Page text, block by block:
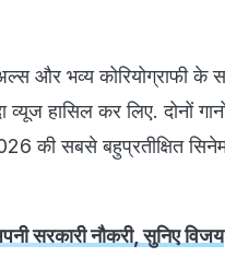
और भव्य कोरियोग्राफी के
हासिल कर लिए. दोनों
की सबसे बहुप्रतीक्षित
सरकारी नौकरी, सुनिए विजय